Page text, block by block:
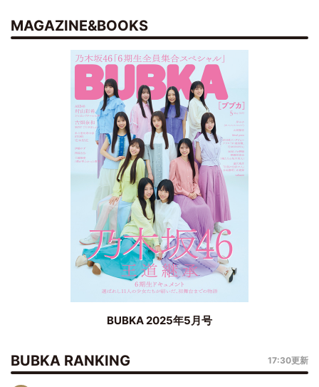
MAGAZINE&BOOKS
BUBKA 2025年5月号
BUBKA RANKING 17:30更新